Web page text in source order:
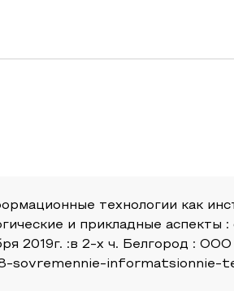
технологии как
и прикладные
2019г. :в 2-х ч. Белгород :
sovremennie-informatsionnie-